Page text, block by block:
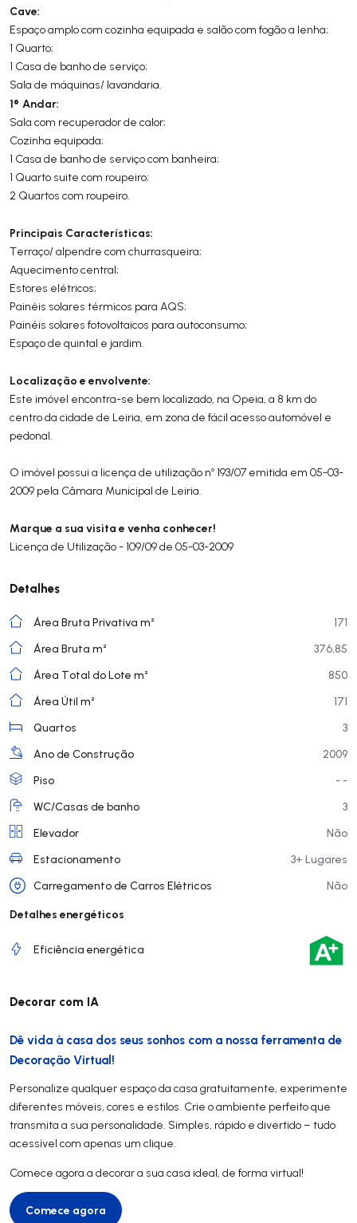
Cave:
Espaço amplo com cozinha equipada e salão com fogão a lenha;
1 Quarto;
1 Casa de banho de serviço;
Sala de máquinas/ lavandaria.
1º Andar:
Sala com recuperador de calor;
Cozinha equipada;
1 Casa de banho de serviço com banheira;
1 Quarto suite com roupeiro;
2 Quartos com roupeiro.
Principais Características:
Terraço/ alpendre com churrasqueira;
Aquecimento central;
Estores elétricos;
Painéis solares térmicos para AQS;
Painéis solares fotovoltaicos para autoconsumo;
Espaço de quintal e jardim.
Localização e envolvente:
Este imóvel encontra-se bem localizado, na Opeia, a 8 km do
centro da cidade de Leiria, em zona de fácil acesso automóvel e
pedonal.
O imóvel possui a licença de utilização nº 193/07 emitida em 05-03-
2009 pela Câmara Municipal de Leiria.
Marque a sua visita e venha conhecer!
Licença de Utilização - 109/09 de 05-03-2009
Detalhes
Área Bruta Privativa m²
171
Área Bruta m²
376,85
Área Total do Lote m²
850
Área Útil m²
171
Quartos
3
Ano de Construção
2009
Piso
- -
WC/Casas de banho
3
Elevador
Não
Estacionamento
3+ Lugares
Carregamento de Carros Elétricos
Não
Detalhes energéticos
Eficiência energética
Decorar com IA
Dê vida à casa dos seus sonhos com a nossa ferramenta de
Decoração Virtual!
Personalize qualquer espaço da casa gratuitamente, experimente
diferentes móveis, cores e estilos. Crie o ambiente perfeito que
transmita a sua personalidade. Simples, rápido e divertido – tudo
acessível com apenas um clique.
Comece agora a decorar a sua casa ideal, de forma virtual!
Comece agora
Comece agora